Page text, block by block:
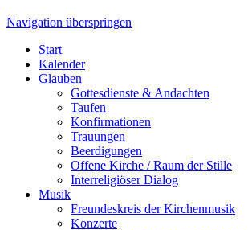
Navigation überspringen
Start
Kalender
Glauben
Gottesdienste & Andachten
Taufen
Konfirmationen
Trauungen
Beerdigungen
Offene Kirche / Raum der Stille
Interreligiöser Dialog
Musik
Freundeskreis der Kirchenmusik
Konzerte